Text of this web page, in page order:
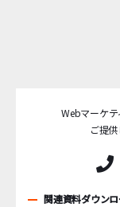
Webマーケ
ご提供
関連資料ダウン